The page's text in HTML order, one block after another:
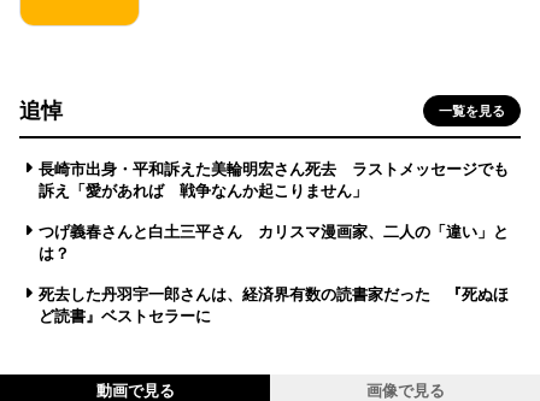
追悼 一覧を見る
長崎市出身・平和訴えた美輪明宏さん死去 ラストメッセージでも
訴え「愛があれば 戦争なんか起こりません」
つげ義春さんと白土三平さん カリスマ漫画家、二人の「違い」と
は？
死去した丹羽宇一郎さんは、経済界有数の読書家だった 『死ぬほ
ど読書』ベストセラーに
動画で見る 画像で見る